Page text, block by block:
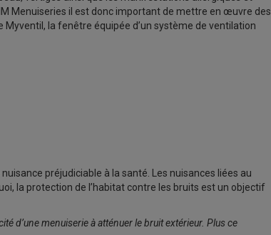
Menuiseries il est donc important de mettre en œuvre des
Myventil, la fenêtre équipée d’un système de ventilation
préjudiciable à la santé. Les nuisances liées au
la protection de l’habitat contre les bruits est un objectif
d’une menuiserie à atténuer le bruit extérieur. Plus ce